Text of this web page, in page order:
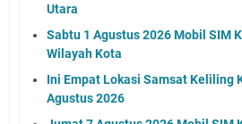
Utara
Sabtu 1 Agustus 2026 Mobil SIM
Wilayah Kota
Ini Empat Lokasi Samsat Keliling
Agustus 2026